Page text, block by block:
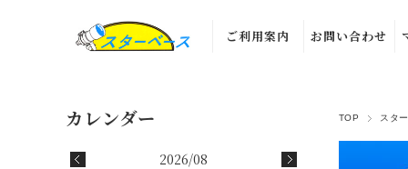
ご利用案内 お問い合わせ
TOP スタ
2026/08